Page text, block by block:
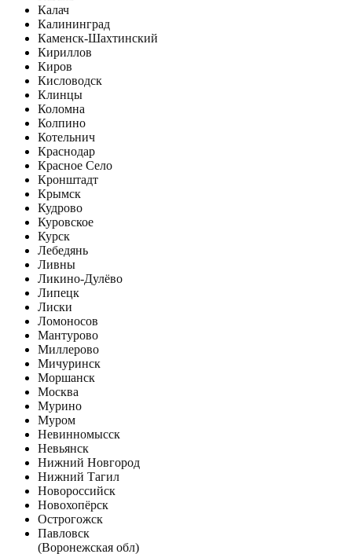
Калач
Калининград
Каменск-Шахтинский
Кириллов
Киров
Кисловодск
Клинцы
Коломна
Колпино
Котельнич
Краснодар
Красное Село
Кронштадт
Крымск
Кудрово
Куровское
Курск
Лебедянь
Ливны
Ликино-Дулёво
Липецк
Лиски
Ломоносов
Мантурово
Миллерово
Мичуринск
Моршанск
Москва
Мурино
Муром
Невинномысск
Невьянск
Нижний Новгород
Нижний Тагил
Новороссийск
Новохопёрск
Острогожск
Павловск
(Воронежская обл)